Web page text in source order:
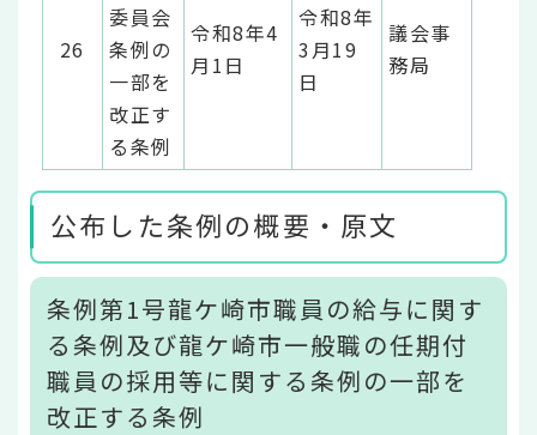
26
委員会
条例の
一部を
改正す
る条例
令和8年4
月1日
令和8年
3月19
日
議会事
務局
公布した条例の概要・原文
条例第1号龍ケ崎市職員の給与に関す
る条例及び龍ケ崎市一般職の任期付
職員の採用等に関する条例の一部を
改正する条例